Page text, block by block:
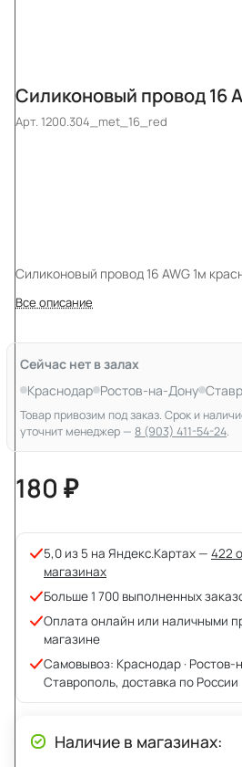
Силиконовый провод 16
Арт. 1200.304_met_16_red
Силиконовый провод 16 AWG 1м
Все описание
Сейчас нет в залах
Краснодар Ростов-на-Дону
Товар привозим под заказ. Срок и
уточнит менеджер — 8 (903) 411-54-24.
180 ₽
5,0 из 5 на Яндекс.Картах — 422
магазинах
Больше 1 700 выполненных
Оплата онлайн или наличными
магазине
Самовывоз: Краснодар · Ростов-
Ставрополь, доставка по России
Наличие в магазинах: